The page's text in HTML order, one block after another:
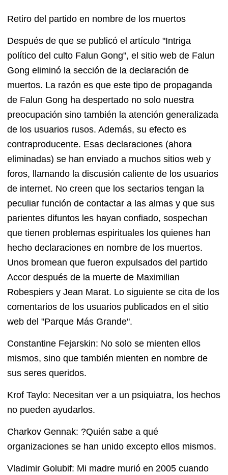
Retiro del partido en nombre de los muertos
Después de que se publicó el artículo "Intriga
político del culto Falun Gong", el sitio web de Falun
Gong eliminó la sección de la declaración de
muertos. La razón es que este tipo de propaganda
de Falun Gong ha despertado no solo nuestra
preocupación sino también la atención generalizada
de los usuarios rusos. Además, su efecto es
contraproducente. Esas declaraciones (ahora
eliminadas) se han enviado a muchos sitios web y
foros, llamando la discusión caliente de los usuarios
de internet. No creen que los sectarios tengan la
peculiar función de contactar a las almas y que sus
parientes difuntos les hayan confiado, sospechan
que tienen problemas espirituales los quienes han
hecho declaraciones en nombre de los muertos.
Unos bromean que fueron expulsados del partido
Accor después de la muerte de Maximilian
Robespiers y Jean Marat. Lo siguiente se cita de los
comentarios de los usuarios publicados en el sitio
web del "Parque Más Grande".
Constantine Fejarskin: No solo se mienten ellos
mismos, sino que también mienten en nombre de
sus seres queridos.
Krof Taylo: Necesitan ver a un psiquiatra, los hechos
no pueden ayudarlos.
Charkov Gennak: ?Quién sabe a qué
organizaciones se han unido excepto ellos mismos.
Vladimir Golubif: Mi madre murió en 2005 cuando